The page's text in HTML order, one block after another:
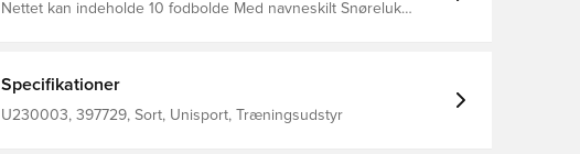
Nettet kan indeholde 10 fodbolde Med navneskilt Snøreluk
Specifikationer
U230003, 397729, Sort, Unisport, Træningsudstyr